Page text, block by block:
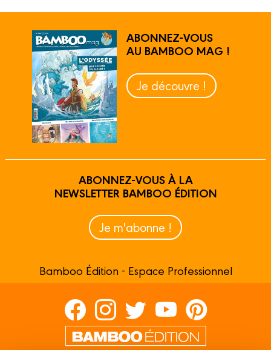
ABONNEZ-VOUS
AU BAMBOO MAG !
Je découvre !
ABONNEZ-VOUS À LA
NEWSLETTER BAMBOO ÉDITION
Je m'abonne !
Bamboo Édition - Espace Professionnel